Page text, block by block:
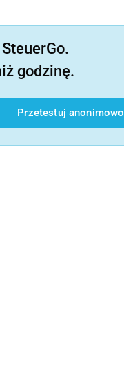
godzinę.
Przetestuj anonimowo